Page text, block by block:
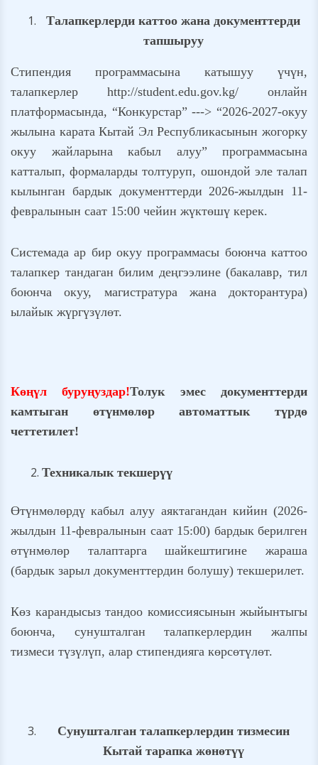
Талапкерлерди каттоо жана документтерди
тапшыруу
Стипендия программасына катышуу үчүн,
талапкерлер http://student.edu.gov.kg/ онлайн
платформасында, “Конкурстар” ---> “2026-2027-окуу
жылына карата Кытай Эл Республикасынын жогорку
окуу жайларына кабыл алуу” программасына
катталып, формаларды толтуруп, ошондой эле талап
кылынган бардык документтерди 2026-жылдын 11-
февралынын саат 15:00 чейин жүктөшү керек.
Системада ар бир окуу программасы боюнча каттоо
талапкер тандаган билим деңгээлине (бакалавр, тил
боюнча окуу, магистратура жана докторантура)
ылайык жүргүзүлөт.
Көңүл буруңуздар!Толук эмес документтерди
камтыган өтүнмөлөр автоматтык түрдө
четтетилет!
Техникалык текшерүү
Өтүнмөлөрдү кабыл алуу аяктагандан кийин (2026-
жылдын 11-февралынын саат 15:00) бардык берилген
өтүнмөлөр талаптарга шайкештигине жараша
(бардык зарыл документтердин болушу) текшерилет.
Көз карандысыз тандоо комиссиясынын жыйынтыгы
боюнча, сунушталган талапкерлердин жалпы
тизмеси түзүлүп, алар стипендияга көрсөтүлөт.
Сунушталган талапкерлердин тизмесин
Кытай тарапка жөнөтүү